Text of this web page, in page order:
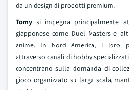
da un design di prodotti premium.
Tomy si impegna principalmente
giapponese come Duel Masters e
anime. In Nord America, i loro
attraverso canali di hobby
concentrano sulla domanda di
gioco organizzato su larga scala,